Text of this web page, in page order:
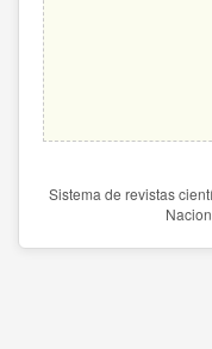
Sistema de revistas